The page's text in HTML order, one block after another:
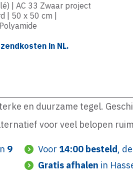
| AC 33 Zwaar project
| 50 x 50 cm |
in NL.
en duurzame tegel.
voor veel belopen
9 Voor 14:00 besteld,
Gratis afhalen in